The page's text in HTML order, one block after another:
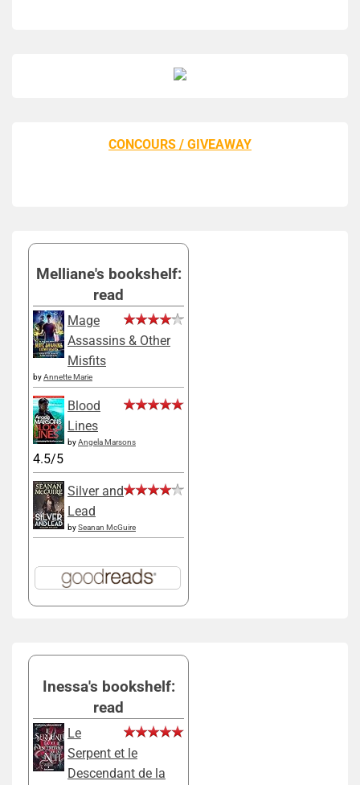
CONCOURS / GIVEAWAY
Melliane's bookshelf:
read
Mage
Assassins & Other
Misfits
byAnnette Marie
Blood
Lines
byAngela Marsons
4.5/5
Silver and
Lead
bySeanan McGuire
Inessa's bookshelf:
read
Le
Serpent et le
Descendant de la